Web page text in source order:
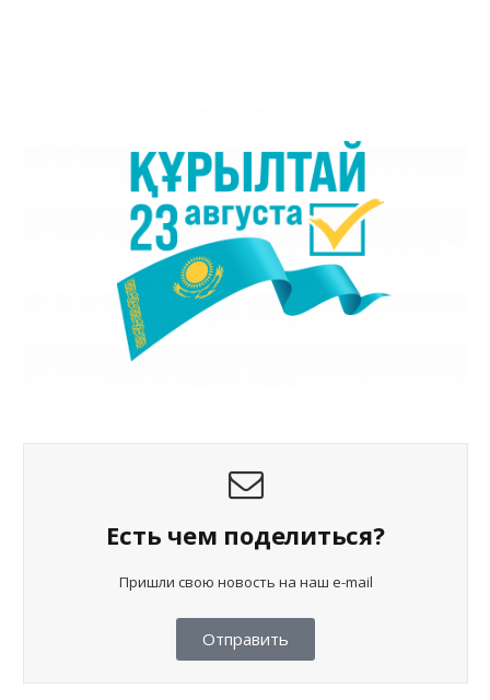
Есть чем поделиться?
Пришли свою новость на наш e-mail
Отправить